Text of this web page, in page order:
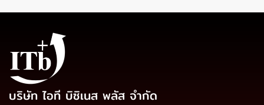
บริษัท ไอที บิซิเนส พลัส จำกัด